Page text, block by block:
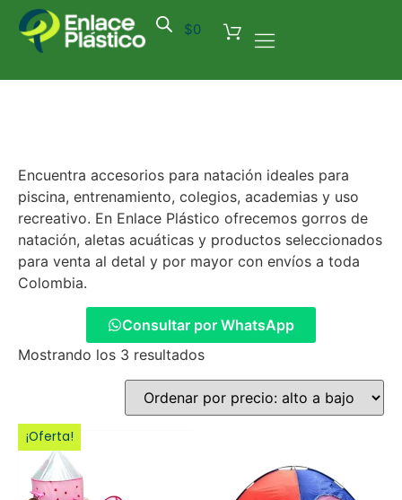
$0
Encuentra accesorios para natación ideales para
piscina, entrenamiento, colegios, academias y uso
recreativo. En Enlace Plástico ofrecemos gorros de
natación, aletas acuáticas y productos seleccionados
para venta al detal y por mayor con envíos a toda
Colombia.
Consultar por WhatsApp
Mostrando los 3 resultados
¡Oferta!